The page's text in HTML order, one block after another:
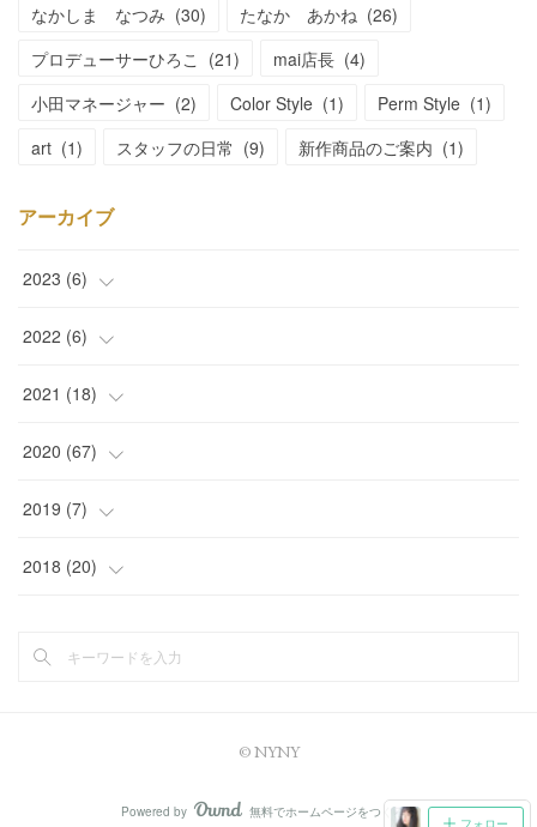
なかしま なつみ (30) たなか あかね (26)
プロデューサーひろこ
(21) mai店長 (4)
小田マネージャー (2) Color Style (1) Perm Style (1)
art (1) スタッフの日常 (9) 新作商品のご案内 (1)
アーカイブ
2023 (6)
(1
( 5)
2022 (6)
(1)
(1)
(2
(2)
2021 (18)
(2)
(2
(1)
2020 (67)
(1
(3)
2019 (7)
(1)
2018 (20)
フォロー
© NYNY
Powered by AmebaOwnd
無料でホームページをつくろう